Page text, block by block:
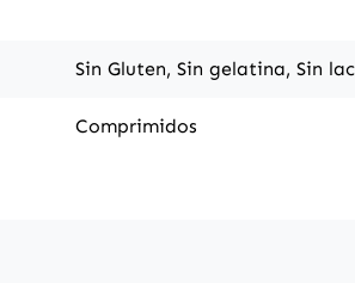
Sin Gluten, Sin gelatina, Sin
Comprimidos